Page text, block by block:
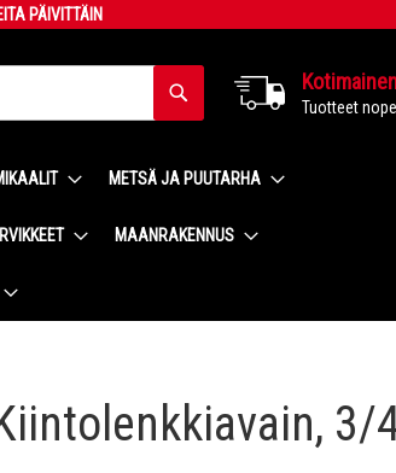
PÄIVITTÄIN
Tuotteet
METSÄ JA PUUTARHA
MAANRAKENNUS
3/